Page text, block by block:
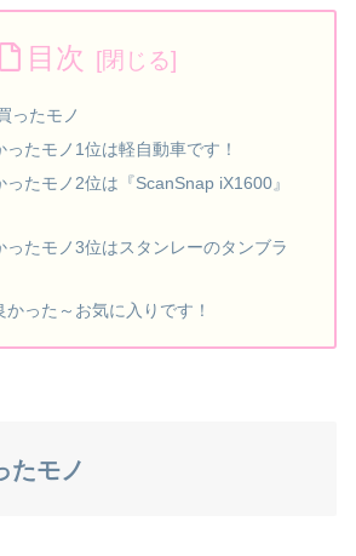
目次
ったモノ
ったモノ1位は軽自動車です！
ったモノ2位は『ScanSnap iX1600』
ったモノ3位はスタンレーのタンブラ
かった～お気に入りです！
たモノ